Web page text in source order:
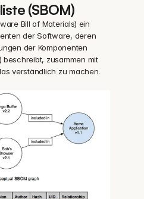
(SBOM)
Bill of Materials) ein
der Software, deren
der Komponenten
zusammen mit
verständlich zu machen.